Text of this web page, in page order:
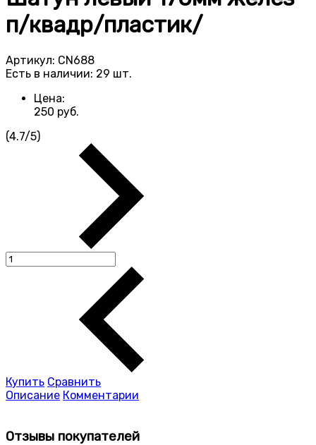
п/квадр/пластик/
Артикул: CN688
Есть в наличии: 29 шт.
Цена:
250 руб.
(4.7/5)
Купить Сравнить
Описание Комментарии
Отзывы покупателей